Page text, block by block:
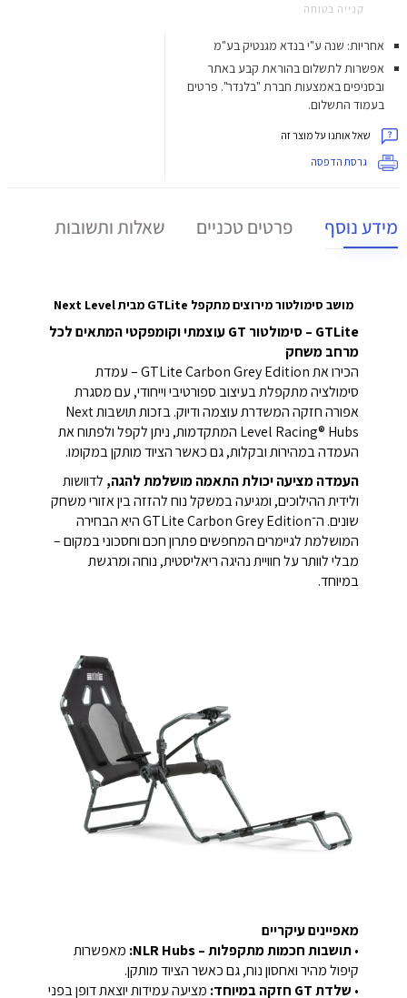
קנייה בטוחה
אחריות: שנה ע"י בנדא מגנטיק בע"מ
אפשרות לתשלום בהוראת קבע באתר
ובסניפים באמצעות חברת "בלנדר". פרטים
בעמוד התשלום.
שאל אותנו על מוצר זה
גרסת הדפסה
מידע נוסף פרטים טכניים שאלות ותשובות
מושב סימולטור מירוצים מתקפל GTLite מבית Next Level
GTLite – סימולטור GT עוצמתי וקומפקטי המתאים לכל
מרחב משחק
הכירו את GTLite Carbon Grey Edition – עמדת
סימולציה מתקפלת בעיצוב ספורטיבי וייחודי, עם מסגרת
אפורה חזקה המשדרת עוצמה ודיוק.
בזכות תושבות Next
Level Racing® Hubs המתקדמות, ניתן לקפל ולפתוח את
העמדה במהירות ובקלות, גם כאשר הציוד מותקן במקומו.
העמדה מציעה יכולת התאמה מושלמת להגה, לדוושות
ולידית ההילוכים, ומגיעה במשקל נוח להזזה בין אזורי משחק
שונים.
ה־GTLite Carbon Grey Edition היא הבחירה
המושלמת לגיימרים המחפשים פתרון חכם וחסכוני במקום –
מבלי לוותר על חוויית נהיגה ריאליסטית, נוחה ומרגשת
במיוחד.
מאפיינים עיקריים
•תושבות חכמות מתקפלות – NLR Hubs:
מאפשרות
קיפול מהיר ואחסון נוח, גם כאשר הציוד מותקן.
• שלדת GT חזקה במיוחד:
מציעה עמידות יוצאת דופן בפני